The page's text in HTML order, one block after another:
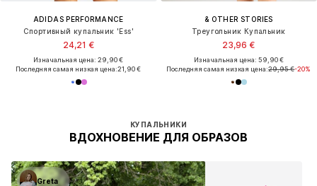
ADIDAS PERFORMANCE
Спортивный купальник 'Ess'
24,21 €
Изначальная цена: 29,90 €
Последняя самая низкая цена:21,90 €
КУПАЛЬНИКИ
ВДОХНОВЕНИЕ ДЛЯ ОБРАЗОВ
Greta
& OTHER STORIES
Треугольник Купальник
23,96 €
Изначальная цена: 59,90 €
Последняя самая низкая цена:29,95 €-20%